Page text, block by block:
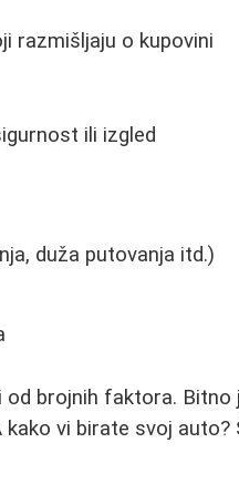
razmišljaju o kupovini
ili izgled
duža putovanja itd.)
brojnih faktora. Bitno
vi birate svoj auto?